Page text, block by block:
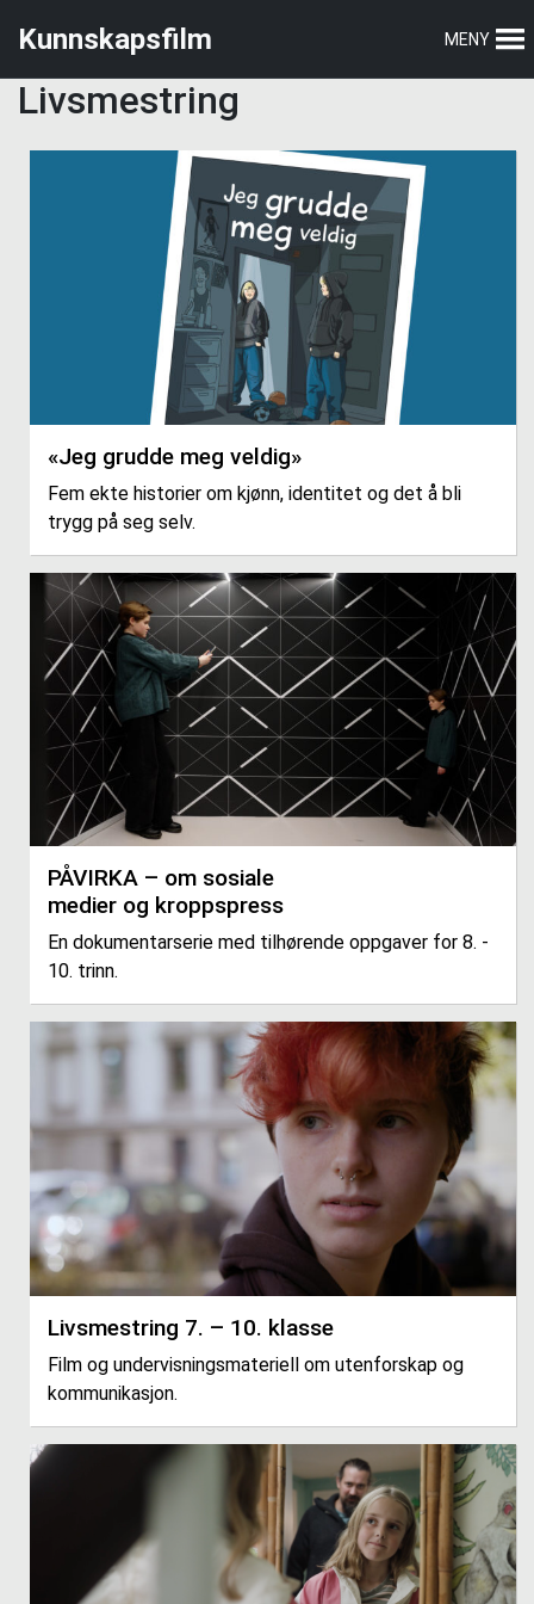
til
til
Kunnskapsfilm MENY
Livsmestring
«Jeg grudde meg veldig»
Fem ekte historier om kjønn, identitet og det å bli
trygg på seg selv.
PÅVIRKA – om sosiale
medier og kroppspress
En dokumentarserie med tilhørende oppgaver for 8. -
10. trinn.
Livsmestring 7. – 10. klasse
Film og undervisningsmateriell om utenforskap og
kommunikasjon.